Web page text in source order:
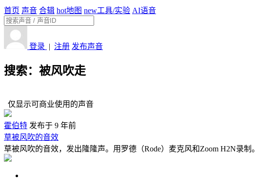
首页 声音 合辑 hot地图 new工具/实验 AI语音
登录 | 注册 发布声音
搜索：被风吹走
仅显示可商业使用的声音
霍伯特 发布于 9 年前
草被风吹的音效
草被风吹的音效，发出隆隆声。用罗德（Rode）麦克风和Zoom H2N录制。